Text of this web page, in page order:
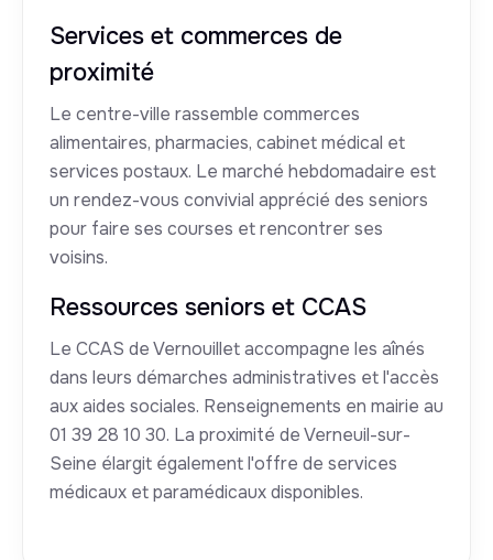
Services et commerces de
proximité
Le centre-ville rassemble commerces
alimentaires, pharmacies, cabinet médical et
services postaux. Le marché hebdomadaire est
un rendez-vous convivial apprécié des seniors
pour faire ses courses et rencontrer ses
voisins.
Ressources seniors et CCAS
Le CCAS de Vernouillet accompagne les aînés
dans leurs démarches administratives et l'accès
aux aides sociales. Renseignements en mairie au
01 39 28 10 30. La proximité de Verneuil-sur-
Seine élargit également l'offre de services
médicaux et paramédicaux disponibles.